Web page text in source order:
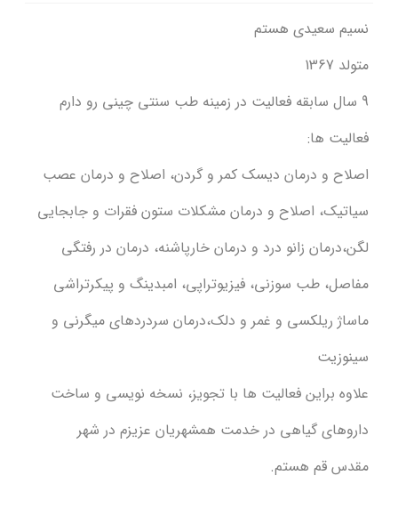
نسیم سعیدی هستم
متولد 1367
فعالیت ها:
اصلاح و درمان دیسک کمر و گردن، اصلاح و درمان عصب
سیاتیک، اصلاح و درمان مشکلات ستون فقرات و جابجایی
لگن،درمان زانو درد و درمان خارپاشنه، درمان در رفتگی
مفاصل، طب سوزنی، فیزیوتراپی، امبدینگ و پیکرتراشی
ماساژ ریلکسی و غمر و دلک،درمان سردردهای میگرنی و
سینوزیت
علاوه براین فعالیت ها با تجویز، نسخه نویسی و ساخت
داروهای گیاهی در خدمت همشهریان عزیزم در شهر
مقدس قم هستم.